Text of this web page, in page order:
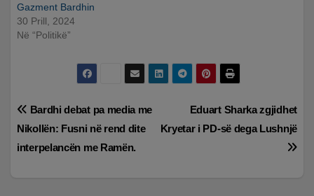
Gazment Bardhin
30 Prill, 2024
Në “Politikë”
Lëvizje
te
Eduart Sharka zgjidhet
Kryetar i PD-së dega Lushnjë
Bardhi debat pa media me
Nikollën: Fusni në rend dite
interpelancën me Ramën.